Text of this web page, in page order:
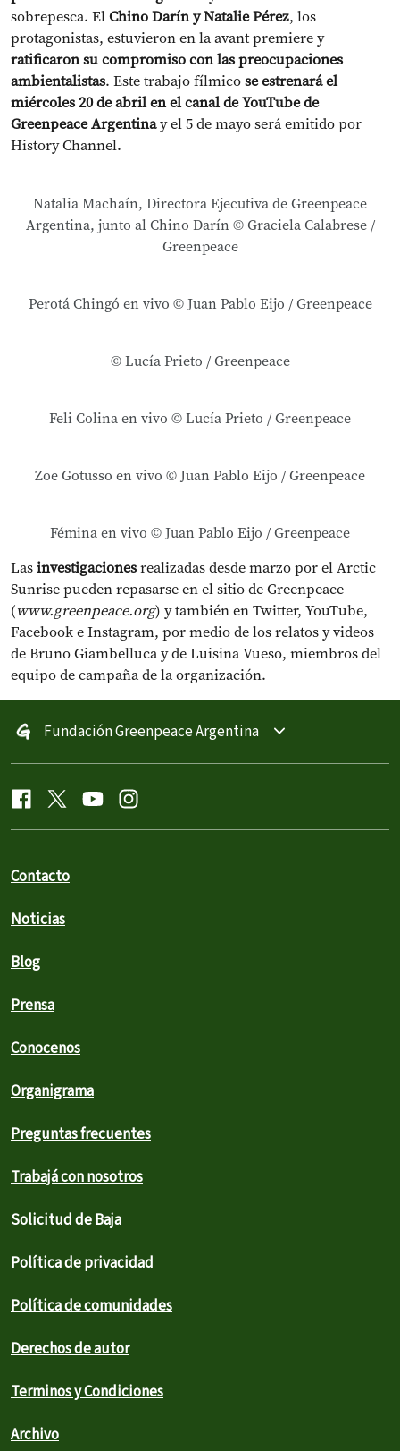
sobrepesca. ElChino Darín y Natalie Pérez, los
protagonistas, estuvieron en la avant premiere y
ratificaron su compromiso con las preocupaciones
ambientalistas. Este trabajo fílmicose estrenará el
miércoles 20 de abril en el canal de YouTubede
Greenpeace Argentinay el 5 de mayo será emitido por
History Channel.
Natalia Machaín, Directora Ejecutiva de Greenpeace
Argentina, junto al Chino Darín © Graciela Calabrese /
Greenpeace
Perotá Chingó en vivo © Juan Pablo Eijo / Greenpeace
© Lucía Prieto / Greenpeace
Feli Colina en vivo © Lucía Prieto / Greenpeace
Zoe Gotusso en vivo © Juan Pablo Eijo / Greenpeace
Fémina en vivo © Juan Pablo Eijo / Greenpeace
Lasinvestigacionesrealizadas desde marzo por el Arctic
Sunrise pueden repasarse en el sitio de Greenpeace
(www.greenpeace.org) y también en Twitter, YouTube,
Facebook e Instagram, por medio de los relatos y videos
de Bruno Giambelluca y de Luisina Vueso, miembros del
equipo de campaña de la organización.
Fundación Greenpeace Argentina
Contacto
Noticias
Blog
Prensa
Conocenos
Organigrama
Preguntas frecuentes
Trabajá con nosotros
Solicitud de Baja
Política de privacidad
Política de comunidades
Derechos de autor
Terminos y Condiciones
Archivo